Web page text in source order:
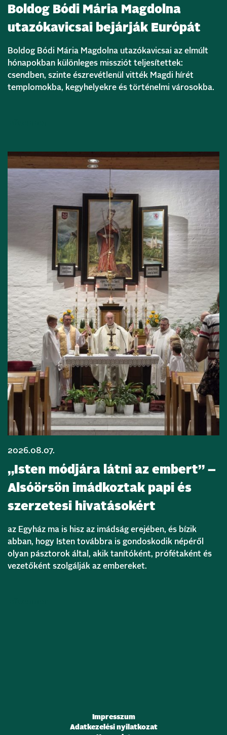
Boldog Bódi Mária Magdolna
utazókavicsai bejárják Európát
Boldog Bódi Mária Magdolna utazókavicsai az elmúlt
hónapokban különleges missziót teljesítettek:
csendben, szinte észrevétlenül vitték Magdi hírét
templomokba, kegyhelyekre és történelmi városokba.
2026.08.07.
„Isten módjára látni az embert” –
Alsóörsön imádkoztak papi és
szerzetesi hivatásokért
az Egyház ma is hisz az imádság erejében, és bízik
abban, hogy Isten továbbra is gondoskodik népéről
olyan pásztorok által, akik tanítóként, prófétaként és
vezetőként szolgálják az embereket.
Impresszum
Adatkezelési nyilatkozat